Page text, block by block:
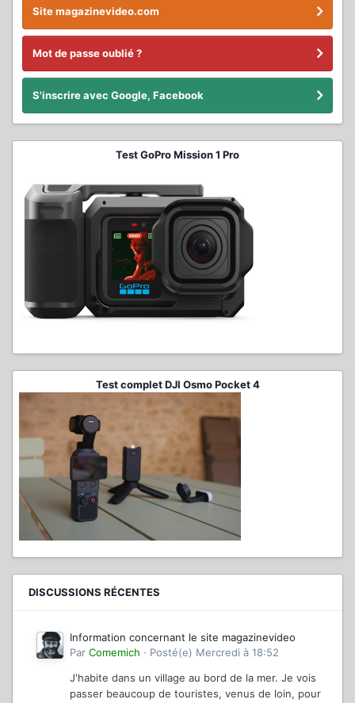
Site magazinevideo.com
Mot de passe oublié ?
S'inscrire avec Google, Facebook
Test GoPro Mission 1 Pro
Test complet DJI Osmo Pocket 4
DISCUSSIONS RÉCENTES
Information concernant le site magazinevideo
Par Comemich · Posté(e) Mercredi à 18:52
J'habite dans un village au bord de la mer. Je vois
passer beaucoup de touristes, venus de loin, pour